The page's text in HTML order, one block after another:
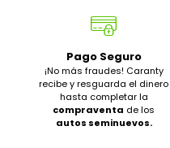
Pago Seguro
¡No más fraudes! Caranty
recibe y resguarda el dinero
hasta completar la
compraventa de los
autos seminuevos.